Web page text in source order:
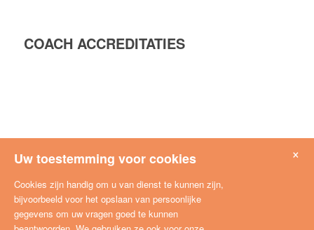
COACH ACCREDITATIES
×
Uw toestemming voor cookies
Cookies zijn handig om u van dienst te kunnen zijn,
bijvoorbeeld voor het opslaan van persoonlijke
gegevens om uw vragen goed te kunnen